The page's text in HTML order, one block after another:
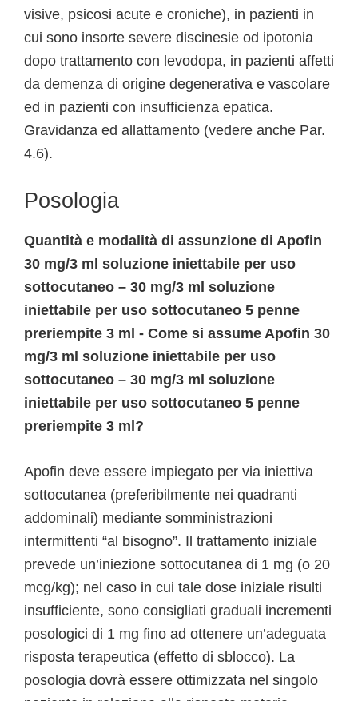
visive, psicosi acute e croniche), in pazienti in
cui sono insorte severe discinesie od ipotonia
dopo trattamento con levodopa, in pazienti affetti
da demenza di origine degenerativa e vascolare
ed in pazienti con insufficienza epatica.
Gravidanza ed allattamento (vedere anche Par.
4.6).
Posologia
Quantità e modalità di assunzione di Apofin
30 mg/3 ml soluzione iniettabile per uso
sottocutaneo – 30 mg/3 ml soluzione
iniettabile per uso sottocutaneo 5 penne
preriempite 3 ml - Come si assume Apofin 30
mg/3 ml soluzione iniettabile per uso
sottocutaneo – 30 mg/3 ml soluzione
iniettabile per uso sottocutaneo 5 penne
preriempite 3 ml?
Apofin deve essere impiegato per via iniettiva
sottocutanea (preferibilmente nei quadranti
addominali) mediante somministrazioni
intermittenti “al bisogno”. Il trattamento iniziale
prevede un’iniezione sottocutanea di 1 mg (o 20
mcg/kg); nel caso in cui tale dose iniziale risulti
insufficiente, sono consigliati graduali incrementi
posologici di 1 mg fino ad ottenere un’adeguata
risposta terapeutica (effetto di sblocco). La
posologia dovrà essere ottimizzata nel singolo